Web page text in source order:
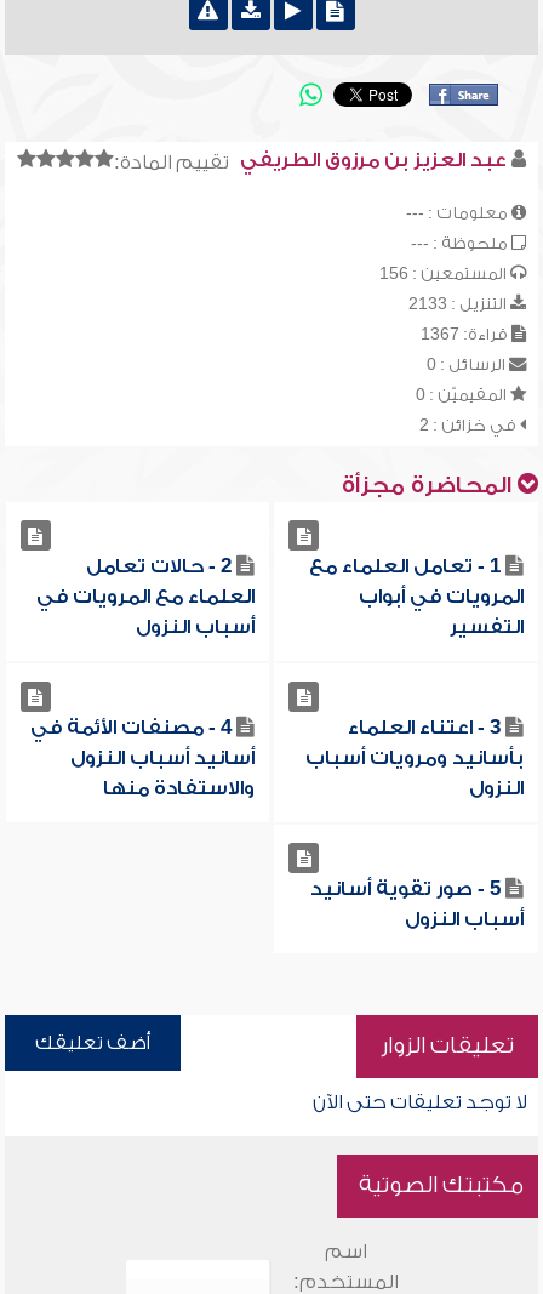
تقييم المادة: عبد العزيز بن مرزوق الطريفي
معلومات : ---
ملحوظة : ---
المستمعين : 156
التنزيل : 2133
قراءة: 1367
الرسائل : 0
المقيميّن : 0
في خزائن : 2
المحاضرة مجزأة
1 - تعامل العلماء مع
المرويات في أبواب
التفسير
2 - حالات تعامل
العلماء مع المرويات في
أسباب النزول
3 - اعتناء العلماء
بأسانيد ومرويات أسباب
النزول
4 - مصنفات الأئمة في
أسانيد أسباب النزول
والاستفادة منها
5 - صور تقوية أسانيد
أسباب النزول
تعليقات الزوار أضف تعليقك
لا توجد تعليقات حتى الآن
مكتبتك الصوتية
اسم
المستخدم: